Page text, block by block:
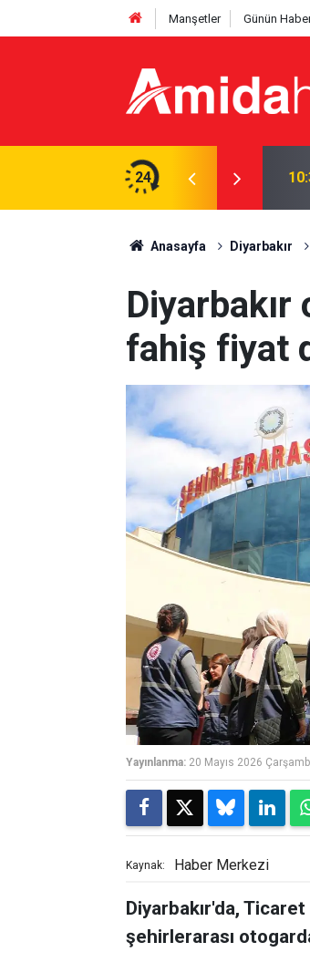
Manşetler Günün
24
Anasayfa Diyarbakır
Diyarbakır
fahiş fiyat
Yayınlanma: 20 Mayıs 2026
Kaynak: Haber Merkezi
Diyarbakır'da,
şehirlerarası